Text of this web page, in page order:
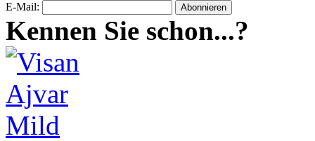
E-Mail:
Kennen Sie schon...?